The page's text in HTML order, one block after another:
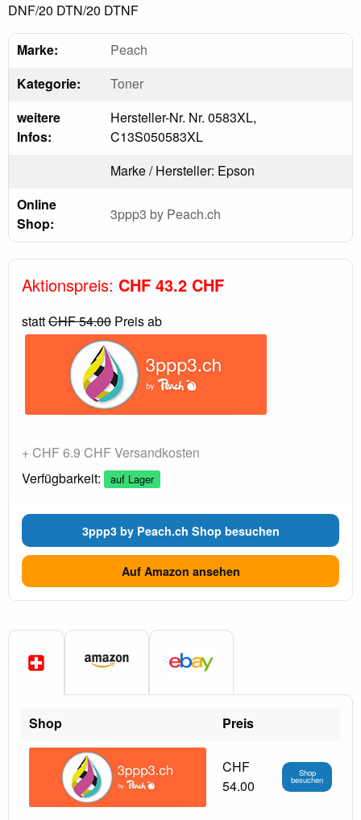
DNF/20 DTN/20 DTNF
Marke:
Peach
Kategorie:
Toner
weitere
Infos:
Hersteller-Nr. Nr. 0583XL,
C13S050583XL
Marke / Hersteller: Epson
Online
Shop:
3ppp3 by Peach.ch
Aktionspreis: CHF 43.2 CHF
stattCHF 54.00 Preis ab
+ CHF 6.9 CHF Versandkosten
Verfügbarkeit:
auf Lager
3ppp3 by Peach.ch Shop besuchen
Auf Amazon ansehen
Shop Preis
CHF
54.00
Shop
besuchen